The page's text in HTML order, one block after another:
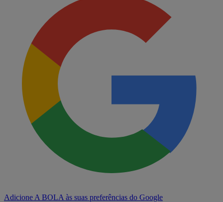
Adicione A BOLA às suas preferências do Google